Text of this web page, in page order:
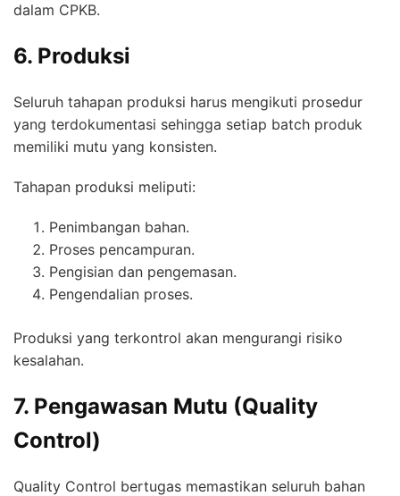
dalam CPKB.
6. Produksi
Seluruh tahapan produksi harus mengikuti prosedur
yang terdokumentasi sehingga setiap batch produk
memiliki mutu yang konsisten.
Tahapan produksi meliputi:
Penimbangan bahan.
Proses pencampuran.
Pengisian dan pengemasan.
Pengendalian proses.
Produksi yang terkontrol akan mengurangi risiko
kesalahan.
7. Pengawasan Mutu (Quality
Control)
Quality Control bertugas memastikan seluruh bahan